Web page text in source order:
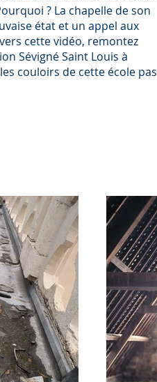
? La chapelle de son
état et un appel aux
cette vidéo, remontez
Sévigné Saint Louis à
couloirs de cette école pas